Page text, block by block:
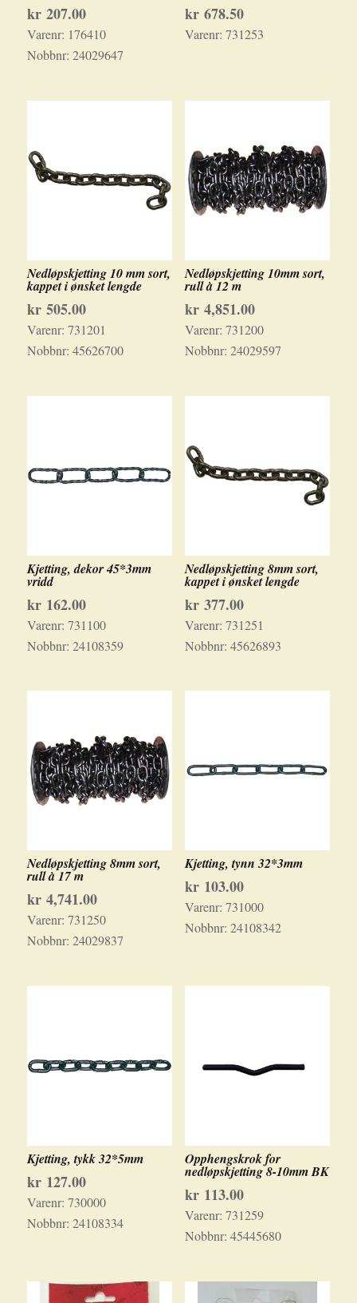
kr207.00
Varenr: 176410
Nobbnr: 24029647
kr678.50
Varenr: 731253
Nedløpskjetting 10 mm sort,
kappet i ønsket lengde
kr505.00
Varenr: 731201
Nobbnr: 45626700
Nedløpskjetting 10mm sort,
rull à 12 m
kr4,851.00
Varenr: 731200
Nobbnr: 24029597
Kjetting, dekor 45*3mm
vridd
kr162.00
Varenr: 731100
Nobbnr: 24108359
Nedløpskjetting 8mm sort,
kappet i ønsket lengde
kr377.00
Varenr: 731251
Nobbnr: 45626893
Nedløpskjetting 8mm sort,
rull à 17 m
kr4,741.00
Varenr: 731250
Nobbnr: 24029837
Kjetting, tynn 32*3mm
kr103.00
Varenr: 731000
Nobbnr: 24108342
Kjetting, tykk 32*5mm
kr127.00
Varenr: 730000
Nobbnr: 24108334
Opphengskrok for
nedløpskjetting 8-10mm BK
kr113.00
Varenr: 731259
Nobbnr: 45445680